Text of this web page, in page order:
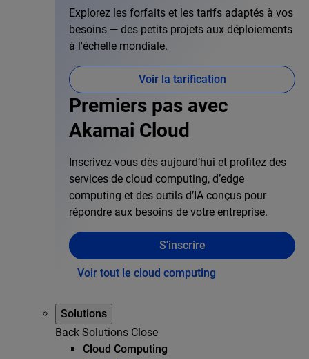
Explorez les forfaits et les tarifs adaptés à vos
besoins — des petits projets aux déploiements
à l'échelle mondiale.
Voir la tarification
Premiers pas avec
Akamai Cloud
Inscrivez-vous dès aujourd’hui et profitez des
services de cloud computing, d’edge
computing et des outils d’IA conçus pour
répondre aux besoins de votre entreprise.
S'inscrire
Voir tout le cloud computing
Solutions
Back Solutions Close
Cloud Computing